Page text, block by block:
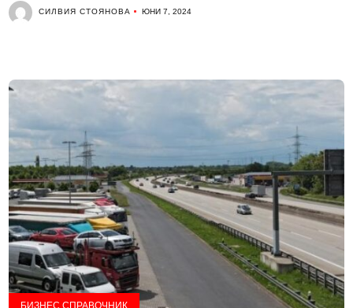
СИЛВИЯ СТОЯНОВА ЮНИ 7, 2024
БИЗНЕС СПРАВОЧНИК